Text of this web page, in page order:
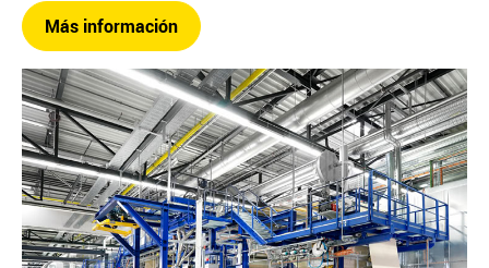
Más información